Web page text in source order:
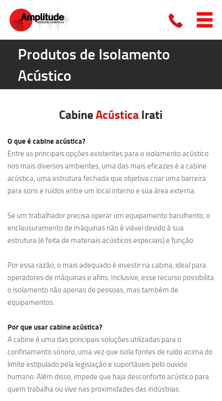
Produtos de Isolamento
Acústico
CabineAcústicaIrati
O que é cabine acústica?
Entre as principais opções existentes para o isolamento acústico
nos mais diversos ambientes, uma das mais eficazes é a cabine
acústica, uma estrutura fechada que objetiva criar uma barreira
para sons e ruídos entre um local interno e sua área externa.
Se um trabalhador precisa operar um equipamento barulhento, o
enclausuramento de máquinas não é viável devido à sua
estrutura (é feita de materiais acústicos especiais) e função.
Por essa razão, o mais adequado é investir na cabina, ideal para
operadores de máquinas e afins. Inclusive, esse recurso possibilita
o isolamento não apenas de pessoas, mas também de
equipamentos.
Por que usar cabine acústica?
A cabine é uma das principais soluções utilizadas para o
confinamento sonoro, uma vez que isola fontes de ruído acima do
limite estipulado pela legislação e suportáveis pelo ouvido
humano. Além disso, impede que haja desconforto acústico para
quem trabalha ou vive nas proximidades das indústrias.